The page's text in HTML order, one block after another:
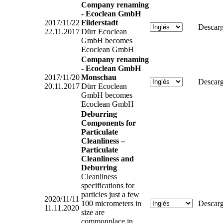
2017/11/22
22.11.2017
Company renaming
- Ecoclean GmbH
Filderstadt
Dürr Ecoclean
GmbH becomes
Ecoclean GmbH
2017/11/20
20.11.2017
Company renaming
- Ecoclean GmbH
Monschau
Dürr Ecoclean
GmbH becomes
Ecoclean GmbH
2020/11/11
11.11.2020
Deburring
Components for
Particulate
Cleanliness –
Particulate
Cleanliness and
Deburring
Cleanliness
specifications for
particles just a few
100 micrometers in
size are
commonplace in